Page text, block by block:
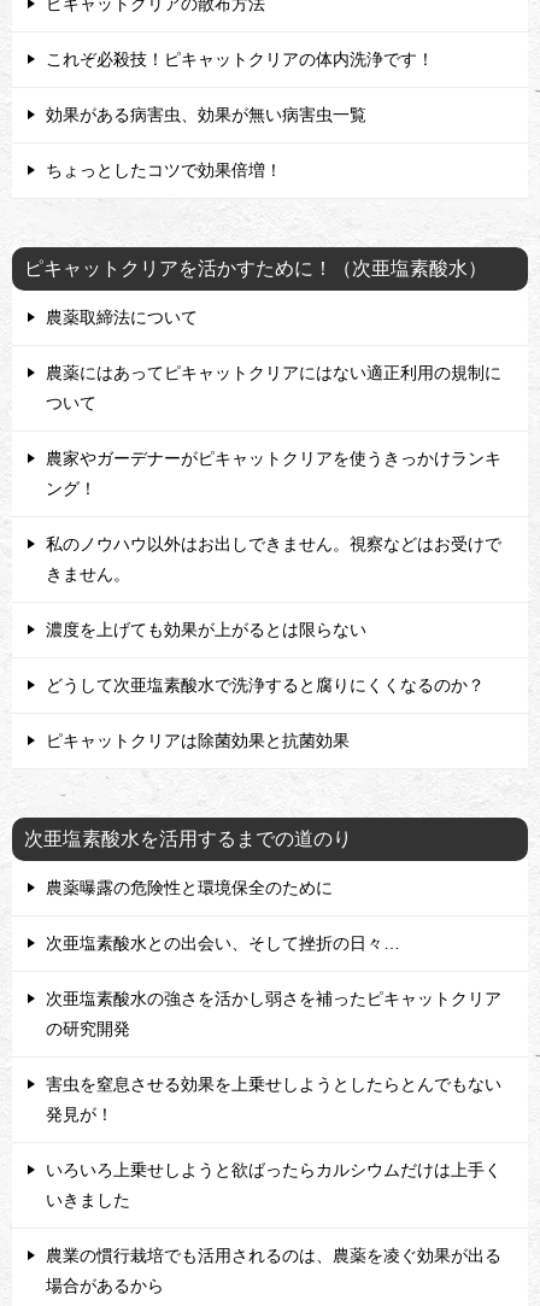
これぞ必殺技！ピキャットクリアの体内洗浄です！
効果がある病害虫、効果が無い病害虫一覧
ちょっとしたコツで効果倍増！
ピキャットクリアを活かすために！（次亜塩素酸水）
農薬取締法について
農薬にはあってピキャットクリアにはない適正利用の規制に
ついて
農家やガーデナーがピキャットクリアを使うきっかけランキ
ング！
私のノウハウ以外はお出しできません。視察などはお受けで
きません。
濃度を上げても効果が上がるとは限らない
どうして次亜塩素酸水で洗浄すると腐りにくくなるのか？
ピキャットクリアは除菌効果と抗菌効果
次亜塩素酸水を活用するまでの道のり
農薬曝露の危険性と環境保全のために
次亜塩素酸水との出会い、そして挫折の日々…
次亜塩素酸水の強さを活かし弱さを補ったピキャットクリア
の研究開発
害虫を窒息させる効果を上乗せしようとしたらとんでもない
発見が！
いろいろ上乗せしようと欲ばったらカルシウムだけは上手く
いきました
農業の慣行栽培でも活用されるのは、農薬を凌ぐ効果が出る
場合があるから